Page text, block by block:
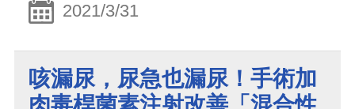
2021/3/31
咳漏尿，尿急也漏尿！手術加